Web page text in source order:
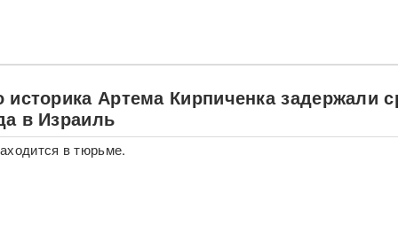
историка Артема Кирпиченка задержали
в Израиль
в тюрьме.